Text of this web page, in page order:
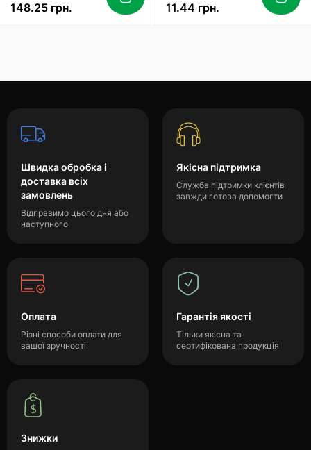
148.25 грн. 11.44 грн.
Швидка обробка і
доставка всіх
замовлень
Відправимо цього дня або
наступного
Якісна підтримка
Служба підтримки клієнтів
завжди готова допомогти
Оплата
Різні способи оплати для
вашої зручності
Гарантія якості
Тільки якісна та
сертифікована продукція
Знижки